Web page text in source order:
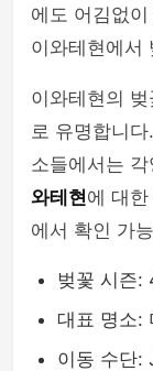
에도 어김없
이와테현에서
이와테현의
로 유명합니
소들에서는
와테현에 대
에서 확인 가
벚꽃 시즌:
대표 명소:
이동 수단: